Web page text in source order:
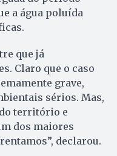
a água poluída
que já
Claro que o caso
grave,
sérios. Mas,
território e
dos maiores
declarou.